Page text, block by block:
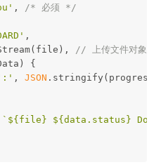
, /* 必须 */
,
// 上传文件对象
{
, JSON
` ${file} ${data.status}